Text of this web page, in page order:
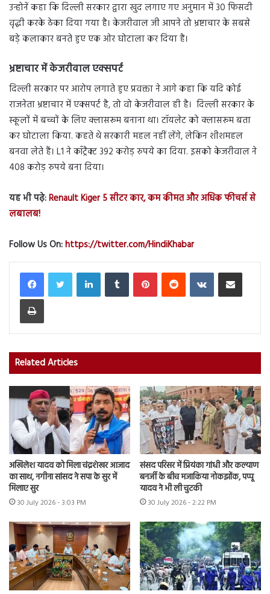
उन्होनें कहा कि दिल्ली सरकार द्वारा खुद लगाए गए अनुमान में 30 फिसदी
वृद्धी करके ठेका दिया गया है। केजरीवाल जी आपने तो भ्रष्टाचार के सबसे
बड़े कलाकार बनते हुए एक ओर घोटाला कर दिया है।
भ्रष्टाचार में केजरीवाल एक्सपर्ट
दिल्ली सरकार पर आरोप लगाते हुए प्रवक्ता ने आगे कहा कि यदि कोई
राजनेता भ्रष्टाचार में एक्सपर्ट है, तो वो केजरीवाल ही है। दिल्ली सरकार के
स्कूलों में बच्चों के लिए क्लासरूम बनाना था। टॉयलेट को क्लासरूम बता
कर घोटाला किया. कहते थे सरकारी महल नहीं लेंगे, लेकिन शीशमहल
बनवा लेते हैं। L1 ने कॉंट्रैक्ट 392 करोड़ रुपये का ​दिया. इसको केजरीवाल ने
408 करोड़ रुपये बना दिया।
यह भी पढ़े:Renault Kiger 5 सीटर कार, कम कीमत और अधिक फीचर्स से
लबालब!
Follow Us On:https://twitter.com/HindiKhabar
LinkedInTumblr PinterestReddit VKontakteShare via Email
Print
Related Articles
अखिलेश यादव को मिला चंद्रशेखर आजाद
का साथ, नगीना सांसद ने सपा के सुर में
मिलाए सुर
30 July 2026 - 3:03 PM
संसद परिसर में प्रियंका गांधी और कल्याण
बनर्जी के बीच मजाकिया नोकझोंक, पप्पू
यादव ने भी ली चुटकी
30 July 2026 - 2:22 PM